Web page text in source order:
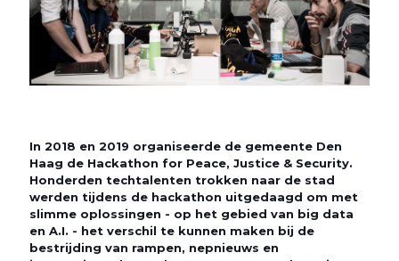
In 2018 en 2019 organiseerde de gemeente Den
Haag de Hackathon for Peace, Justice & Security.
Honderden techtalenten trokken naar de stad
werden tijdens de hackathon uitgedaagd om met
slimme oplossingen - op het gebied van big data
en A.I. - het verschil te kunnen maken bij de
bestrijding van rampen, nepnieuws en